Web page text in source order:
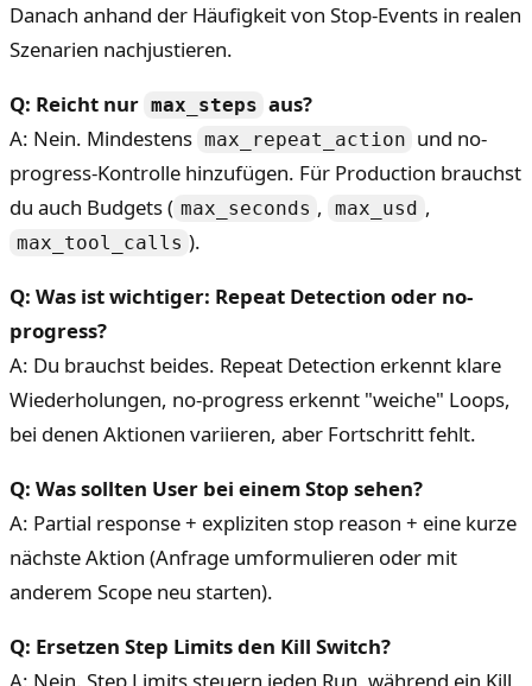
Danach anhand der Häufigkeit von Stop-Events in realen
Szenarien nachjustieren.
Q: Reicht nur max_steps aus?
A: Nein. Mindestens max_repeat_action und no-
progress-Kontrolle hinzufügen. Für Production brauchst
du auch Budgets ( max_seconds , max_usd ,
max_tool_calls ).
Q: Was ist wichtiger: Repeat Detection oder no-
progress?
A: Du brauchst beides. Repeat Detection erkennt klare
Wiederholungen, no-progress erkennt "weiche" Loops,
bei denen Aktionen variieren, aber Fortschritt fehlt.
Q: Was sollten User bei einem Stop sehen?
A: Partial response + expliziten stop reason + eine kurze
nächste Aktion (Anfrage umformulieren oder mit
anderem Scope neu starten).
Q: Ersetzen Step Limits den Kill Switch?
A: Nein. Step Limits steuern jeden Run, während ein Kill